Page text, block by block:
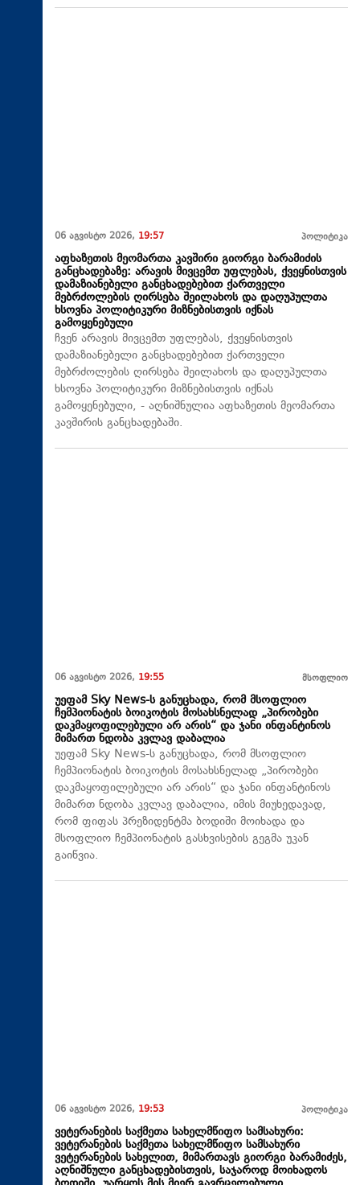
06 აგვისტო 2026, 19:57 პოლიტიკა
აფხაზეთის მეომართა კავშირი გიორგი ბარამიძის
განცხადებაზე: არავის მივცემთ უფლებას, ქვეყნისთვის
დამაზიანებელი განცხადებებით ქართველი
მებრძოლების ღირსება შეილახოს და დაღუპულთა
ხსოვნა პოლიტიკური მიზნებისთვის იქნას
გამოყენებული
ჩვენ არავის მივცემთ უფლებას, ქვეყნისთვის
დამაზიანებელი განცხადებებით ქართველი
მებრძოლების ღირსება შეილახოს და დაღუპულთა
ხსოვნა პოლიტიკური მიზნებისთვის იქნას
გამოყენებული, - აღნიშნულია აფხაზეთის მეომართა
კავშირის განცხადებაში.
06 აგვისტო 2026, 19:55 მსოფლიო
უეფამ Sky News-ს განუცხადა, რომ მსოფლიო
ჩემპიონატის ბოიკოტის მოსახსნელად „პირობები
დაკმაყოფილებული არ არის“ და ჯანი ინფანტინოს
მიმართ ნდობა კვლავ დაბალია
უეფამ Sky News-ს განუცხადა, რომ მსოფლიო
ჩემპიონატის ბოიკოტის მოსახსნელად „პირობები
დაკმაყოფილებული არ არის“ და ჯანი ინფანტინოს
მიმართ ნდობა კვლავ დაბალია, იმის მიუხედავად,
რომ ფიფას პრეზიდენტმა ბოდიში მოიხადა და
მსოფლიო ჩემპიონატის გასხვისების გეგმა უკან
გაიწვია.
06 აგვისტო 2026, 19:53 პოლიტიკა
ვეტერანების საქმეთა სახელმწიფო სამსახური:
ვეტერანების საქმეთა სახელმწიფო სამსახური
ვეტერანების სახელით, მიმართავს გიორგი ბარამიძეს,
აღნიშნული განცხადებისთვის, საჯაროდ მოიხადოს